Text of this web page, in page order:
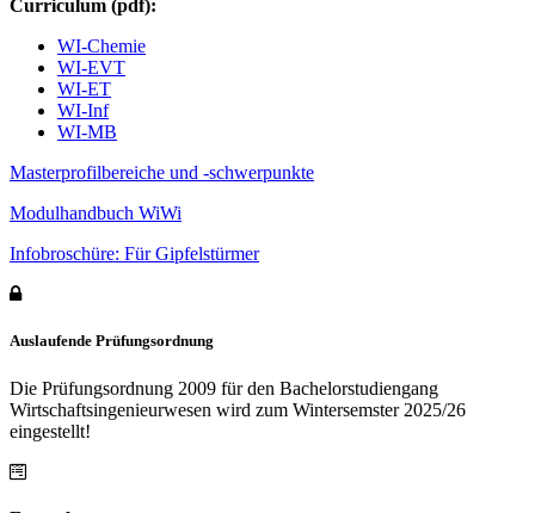
Curriculum (pdf):
WI-Chemie
WI-EVT
WI-ET
WI-Inf
WI-MB
Masterprofilbereiche und -schwerpunkte
Modulhandbuch WiWi
Infobroschüre: Für Gipfelstürmer
Auslaufende Prüfungsordnung
Die Prüfungsordnung 2009 für den Bachelorstudiengang
Wirtschaftsingenieurwesen wird zum Wintersemster 2025/26
eingestellt!